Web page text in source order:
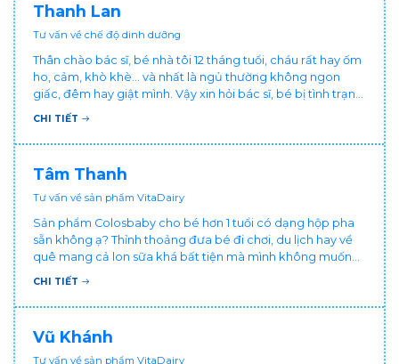
Thanh Lan
Tư vấn về chế độ dinh dưỡng
Thân chào bác sĩ, bé nhà tôi 12 tháng tuổi, cháu rất hay ốm
ho, cảm, khò khè... và nhất là ngủ thường không ngon
giấc, đêm hay giật mình. Vậy xin hỏi bác sĩ, bé bị tình trạng
vậy nên làm sao để con khỏe mạnh và ngủ ngon giấc hơn
chăm cháu hay ốm ạ?. Cảm ơn bác sĩ.
CHI TIẾT
Tâm Thanh
Tư vấn về sản phẩm VitaDairy
Sản phẩm Colosbaby cho bé hơn 1 tuổi có dạng hộp pha
sẵn không ạ? Thỉnh thoảng đưa bé đi chơi, du lịch hay về
quê mang cả lon sữa khá bất tiện mà mình không muốn
đổi cho bé dùng sữa tươi hộp khác sợ bé nạ sữa ảnh
CHI TIẾT
Vũ Khánh
Tư vấn về sản phẩm VitaDairy